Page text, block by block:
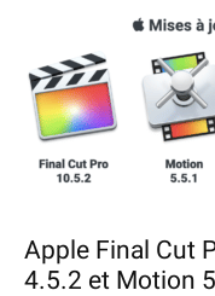
Apple Final Cut
4.5.2 et Motion